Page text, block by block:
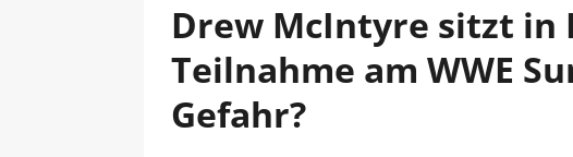
Drew McIntyre sitzt in
Teilnahme am WWE
Gefahr?